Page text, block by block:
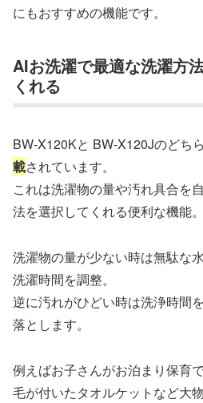
にもおすすめの機能です。
AIお洗濯で最適な洗濯方
くれる
BW-X120Kと BW-X120Jのどち
載されています。
これは洗濯物の量や汚れ具合を
法を選択してくれる便利な機能。
洗濯物の量が少ない時は無駄な
洗濯時間を調整。
逆に汚れがひどい時は洗浄時間
落とします。
例えばお子さんがお泊まり保育
毛が付いたタオルケットなど大